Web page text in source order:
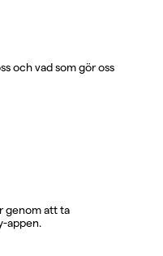
och vad som gör oss
genom att ta
appen.